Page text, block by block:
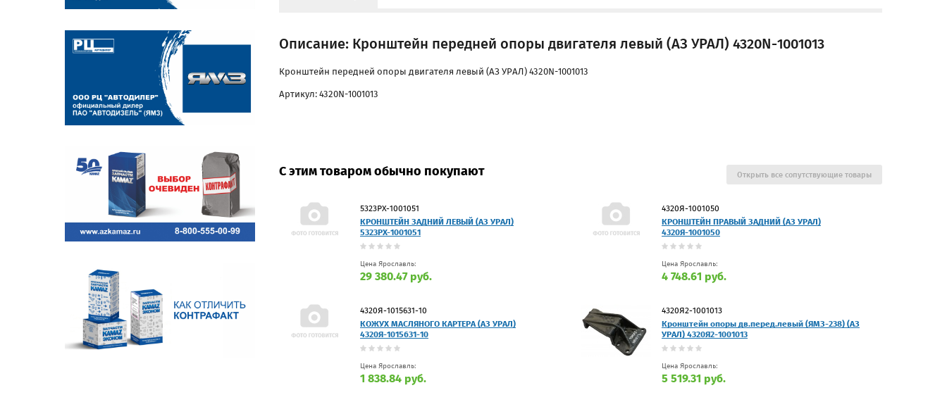
Описание: Кронштейн передней опоры двигателя левый (АЗ УРАЛ) 4320N-1001013
Кронштейн передней опоры двигателя левый (АЗ УРАЛ) 4320N-1001013
Артикул: 4320N-1001013
С этим товаром обычно покупают
5323РХ-1001051
КРОНШТЕЙН ЗАДНИЙ ЛЕВЫЙ (АЗ УРАЛ)
5323РХ-1001051
Цена Ярославль:
29 380.47 руб.
4320Я-1001050
КРОНШТЕЙН ПРАВЫЙ ЗАДНИЙ (АЗ УРАЛ)
4320Я-1001050
Цена Ярославль:
4 748.61 руб.
4320Я-1015631-10
КОЖУХ МАСЛЯНОГО КАРТЕРА (АЗ УРАЛ)
4320Я-1015631-10
Цена Ярославль:
1 838.84 руб.
4320Я2-1001013
Кронштейн опоры дв.перед.левый (ЯМЗ-238) (АЗ
УРАЛ) 4320Я2-1001013
Цена Ярославль:
5 519.31 руб.
Открыть все сопутствующие товары